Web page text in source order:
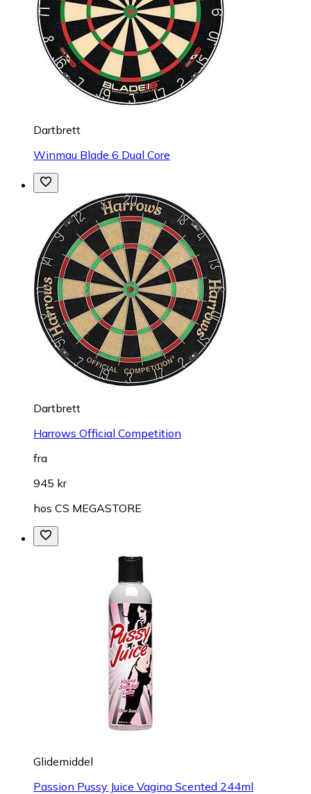
Dartbrett
Winmau Blade 6 Dual Core
Dartbrett
Harrows Official Competition
fra
945 kr
hos CS MEGASTORE
Glidemiddel
Passion Pussy Juice Vagina Scented 244ml